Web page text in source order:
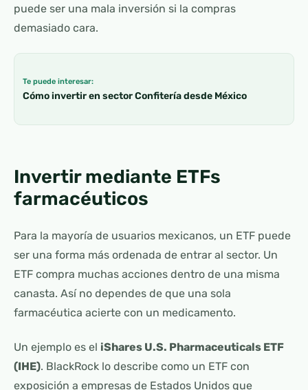
puede ser una mala inversión si la compras
demasiado cara.
Te puede interesar:
Cómo invertir en sector Confitería desde México
Invertir mediante ETFs
farmacéuticos
Para la mayoría de usuarios mexicanos, un ETF puede
ser una forma más ordenada de entrar al sector. Un
ETF compra muchas acciones dentro de una misma
canasta. Así no dependes de que una sola
farmacéutica acierte con un medicamento.
Un ejemplo es el iShares U.S. Pharmaceuticals ETF
(IHE). BlackRock lo describe como un ETF con
exposición a empresas de Estados Unidos que